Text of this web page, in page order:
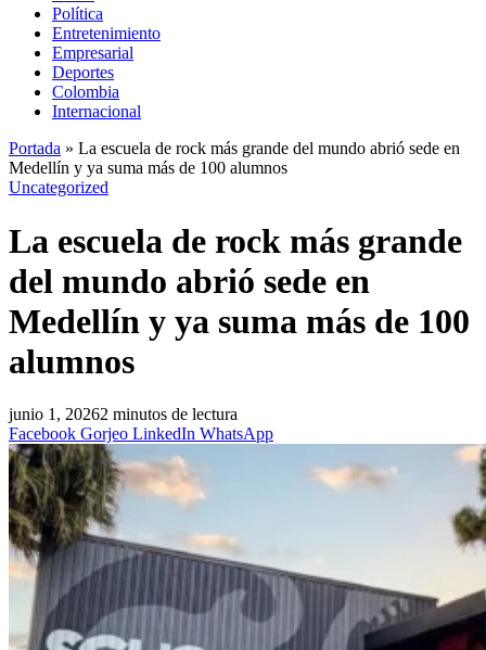
Política
Entretenimiento
Empresarial
Deportes
Colombia
Internacional
Portada » La escuela de rock más grande del mundo abrió sede en
Medellín y ya suma más de 100 alumnos
Uncategorized
La escuela de rock más grande
del mundo abrió sede en
Medellín y ya suma más de 100
alumnos
junio 1, 20262 minutos de lectura
Facebook Gorjeo LinkedIn WhatsApp